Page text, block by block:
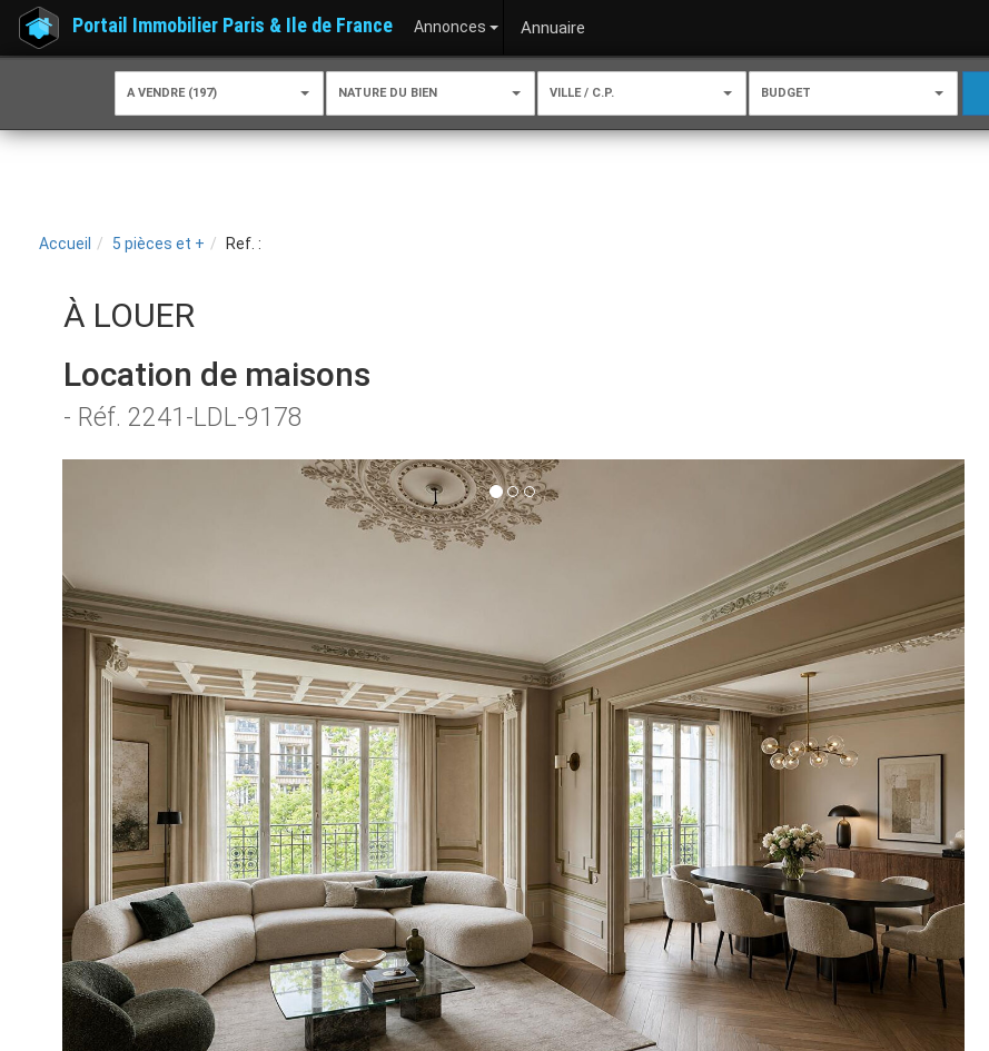
Portail Immobilier Paris & Ile de France Annonces Annuaire
A VENDRE (197) NATURE DU BIEN VILLE / C.P. BUDGET
Accueil 5 pièces et + Ref. :
À LOUER
Location de maisons
- Réf. 2241-LDL-9178